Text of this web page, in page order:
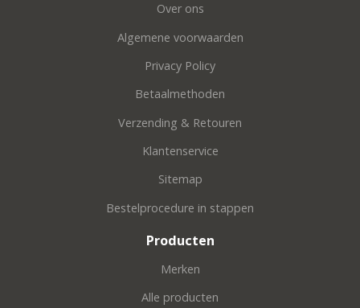
Over ons
Algemene voorwaarden
Privacy Policy
Betaalmethoden
Verzending & Retouren
Klantenservice
Sitemap
Bestelprocedure in stappen
Producten
Merken
Alle producten